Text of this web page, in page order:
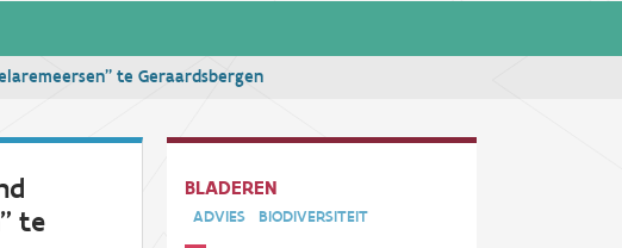
te Geraardsbergen
te
BLADEREN
ADVIES BIODIVERSITEIT